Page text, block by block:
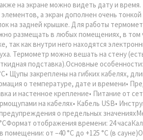
на экране можно видеть дату и
а экран дополнен очень
на задней крышке. Для работы
размещать в любых помещениях, в том
так как внутри него находятся
Термометр можно вешать на стену
подставка).Основные
Щупы закреплены на гибких кабелях,
о температуре, дате и времени•
и настенное крепление• Питание от
на кабелях• Кабель USB•
о предельных
отображения времени: 24
от –40 °C до +125 °C (в